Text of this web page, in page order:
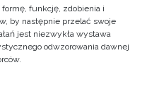
funkcję, zdobienia i
by następnie przelać swoje
jest niezwykła wystawa
odwzorowania dawnej